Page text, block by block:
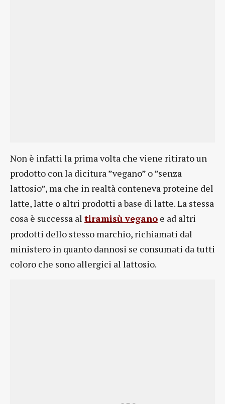
Non è infatti la prima volta che viene ritirato un
prodotto con la dicitura ”vegano” o ”senza
lattosio”, ma che in realtà conteneva proteine del
latte, latte o altri prodotti a base di latte. La stessa
cosa è successa al tiramisù vegano e ad altri
prodotti dello stesso marchio, richiamati dal
ministero in quanto dannosi se consumati da tutti
coloro che sono allergici al lattosio.